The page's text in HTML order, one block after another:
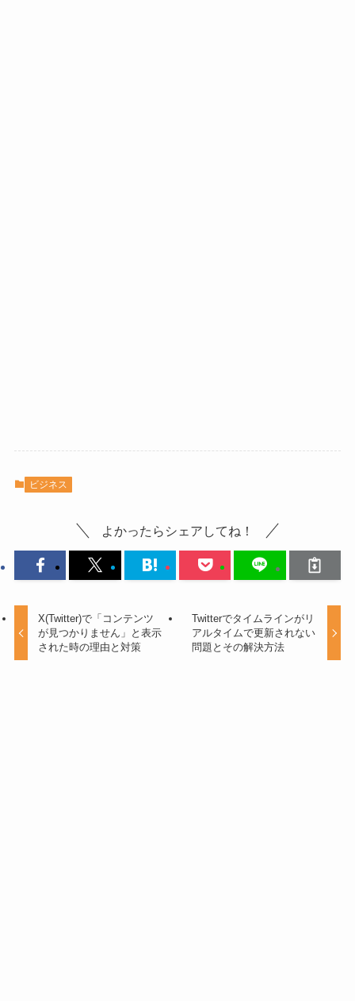
ビジネス
よかったらシェアしてね！
X(Twitter)で「コンテンツ
が見つかりません」と表示
された時の理由と対策
Twitterでタイムラインがリ
アルタイムで更新されない
問題とその解決方法